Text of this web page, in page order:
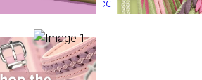
PPM Multicorde/PPM Double